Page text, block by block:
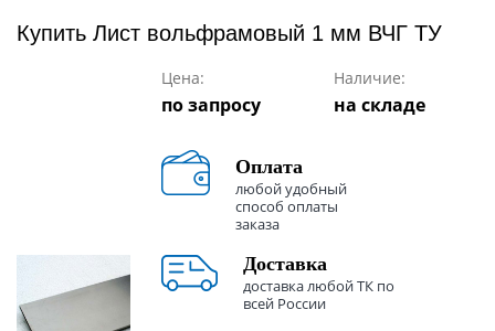
Купить Лист вольфрамовый 1 мм ВЧГ ТУ
Цена:
по запросу
Наличие:
на складе
Оплата
любой удобный
способ оплаты
заказа
Доставка
доставка любой ТК по
всей России